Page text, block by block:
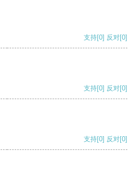
支持[0] 反对[0]
支持[0] 反对[0]
支持[0] 反对[0]